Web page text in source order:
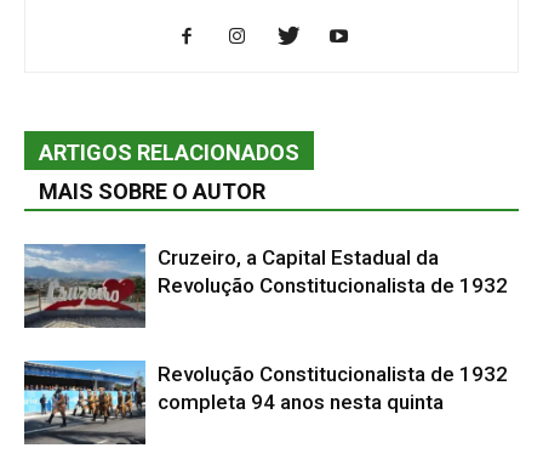
ARTIGOS RELACIONADOS
MAIS SOBRE O AUTOR
Cruzeiro, a Capital Estadual da
Revolução Constitucionalista de 1932
Revolução Constitucionalista de 1932
completa 94 anos nesta quinta